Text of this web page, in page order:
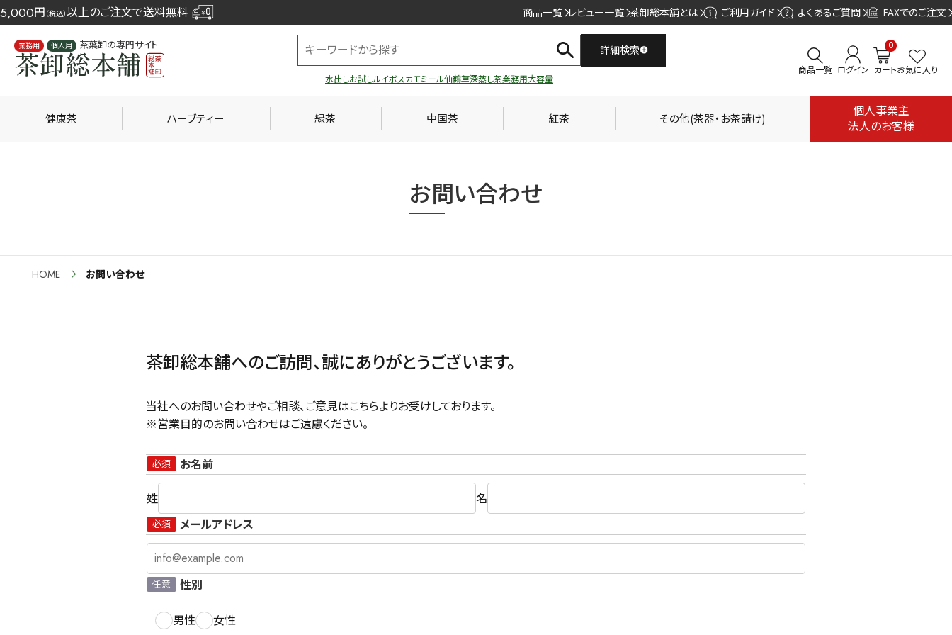
5,000円 （税込） 以上のご注文で送料無料 商品一覧 レビュー一覧 茶卸総本舗とは ご利用ガイド よくあるご質問 FAXでのご注文
業務用 個人用 茶葉卸の専門サイト
水出しお試しルイボスカモミール仙鶴草深蒸し茶業務用大容量
詳細検索
商品一覧 ログイン カート
0
お気に入り
健康茶 ハーブティー 緑茶 中国茶 紅茶 その他(茶器・お茶請け)
個人事業主
法人のお客様
お問い合わせ
HOME お問い合わせ
茶卸総本舗へのご訪問、誠にありがとうございます。
当社へのお問い合わせやご相談、ご意見はこちらよりお受けしております。
※営業目的のお問い合わせはご遠慮ください。
必須 お名前
姓 名
必須 メールアドレス
任意 性別
男性 女性